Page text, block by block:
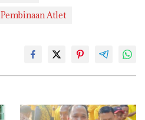
Pembinaan Atlet